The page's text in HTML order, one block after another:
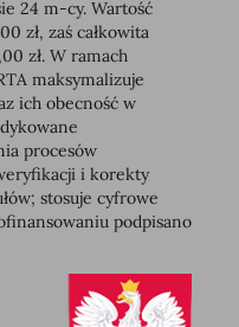
24 m-cy. Wartość
zł, zaś całkowita
zł. W ramach
maksymalizuje
ich obecność w
procesów
i korekty
stosuje cyfrowe
podpisano